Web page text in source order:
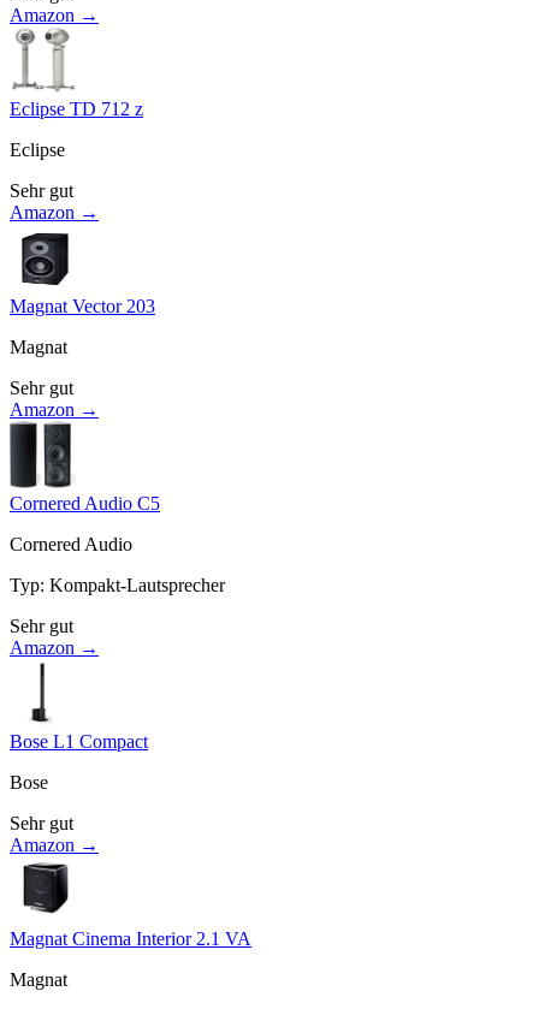
Amazon →
Eclipse TD 712 z
Eclipse
Sehr gut
Amazon →
Magnat Vector 203
Magnat
Sehr gut
Amazon →
Cornered Audio C5
Cornered Audio
Typ: Kompakt-Lautsprecher
Sehr gut
Amazon →
Bose L1 Compact
Bose
Sehr gut
Amazon →
Magnat Cinema Interior 2.1 VA
Magnat